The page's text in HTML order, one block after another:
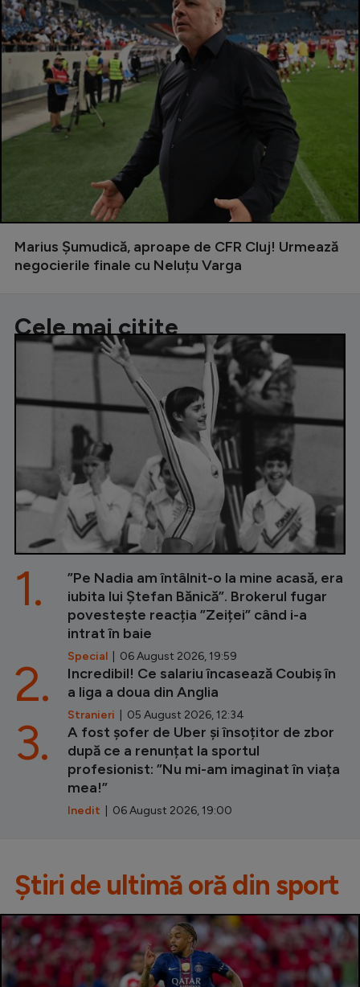
Marius Șumudică, aproape de CFR Cluj! Urmează
negocierile finale cu Neluțu Varga
Cele mai citite
”Pe Nadia am întâlnit-o la mine acasă, era
iubita lui Ștefan Bănică”. Brokerul fugar
povestește reacția ”Zeiței” când i-a
intrat în baie
Special | 06 August 2026, 19:59
1.
Incredibil! Ce salariu încasează Coubiș în
a liga a doua din Anglia
Stranieri | 05 August 2026, 12:34
2.
A fost șofer de Uber și însoțitor de zbor
după ce a renunțat la sportul
profesionist: ”Nu mi-am imaginat în viața
mea!”
Inedit | 06 August 2026, 19:00
3.
Știri de ultimă oră din sport